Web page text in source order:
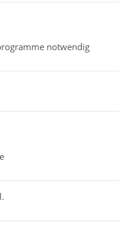
notwendig